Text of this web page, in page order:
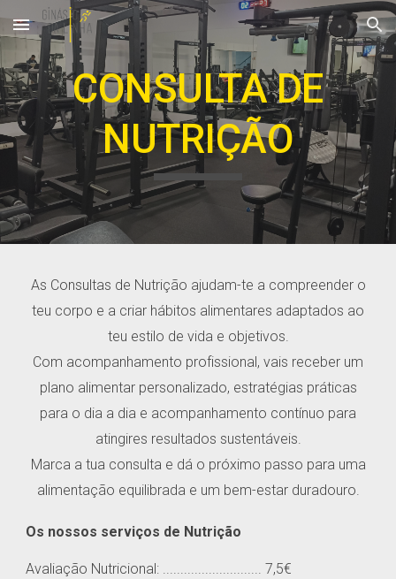
Skip to main content Skip to navigation
CONSULTA DE
NUTRIÇÃO
As Consultas de Nutrição ajudam-te a compreender o
teu corpo e a criar hábitos alimentares adaptados ao
teu estilo de vida e objetivos.
Com acompanhamento profissional, vais receber um
plano alimentar personalizado, estratégias práticas
para o dia a dia e acompanhamento contínuo para
atingires resultados sustentáveis.
Marca a tua consulta e dá o próximo passo para uma
alimentação equilibrada e um bem-estar duradouro.
Os nossos serviços de Nutrição
Avaliação Nutricional: ............................ 7,5€